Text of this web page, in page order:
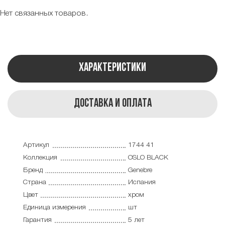
Нет связанных товаров.
Характеристики
Доставка и оплата
Артикул
1744 41
Коллекция
OSLO BLACK
Бренд
Genebre
Страна
Испания
Цвет
хром
Единица измерения
шт
Гарантия
5 лет